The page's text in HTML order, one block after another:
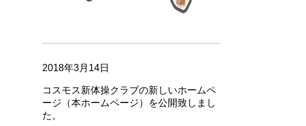
2018年3月14日
コスモス新体操クラブの新しいホームペ
ージ（本ホームページ）を公開致しまし
た。